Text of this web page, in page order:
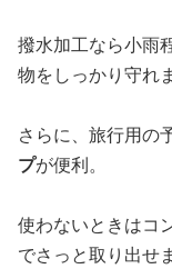
撥水加工なら小雨
物をしっかり守れ
さらに、旅行用の
プが便利。
使わないときはコ
でさっと取り出せ